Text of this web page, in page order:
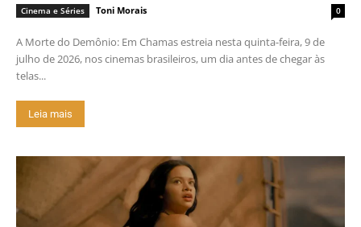
Cinema e Séries Toni Morais 0
A Morte do Demônio: Em Chamas estreia nesta quinta-feira, 9 de
julho de 2026, nos cinemas brasileiros, um dia antes de chegar às
telas...
Leia mais